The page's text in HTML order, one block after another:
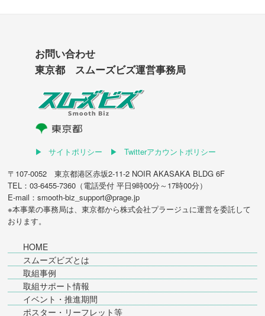
お問い合わせ
東京都 スムーズビズ運営事務局
サイトポリシー
Twitterアカウントポリシー
〒107-0052 東京都港区赤坂2-11-2 NOIR AKASAKA BLDG 6F
TEL：03-6455-7360（電話受付 平日9時00分～17時00分）
E-mail：smooth-biz_support@prage.jp
※本事業の事務局は、東京都から株式会社プラージュに運営を委託して
おります。
HOME
スムーズビズとは
取組事例
取組サポート情報
イベント・推進期間
ポスター・リーフレット等